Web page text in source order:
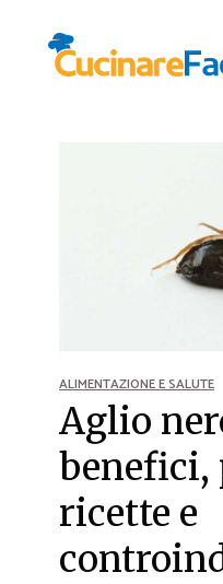
ALIMENTAZIONE E SALUTE
Aglio
benefici,
ricette e